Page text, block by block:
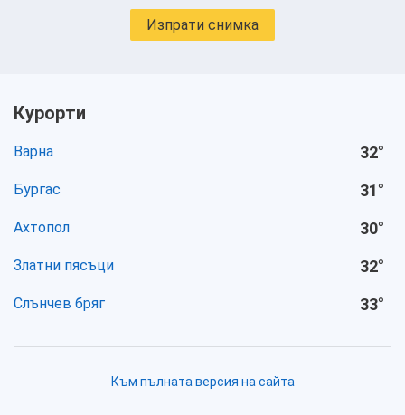
Изпрати снимка
Курорти
Варна 32°
Бургас 31°
Ахтопол 30°
Златни пясъци 32°
Слънчев бряг 33°
Към пълната версия на сайта